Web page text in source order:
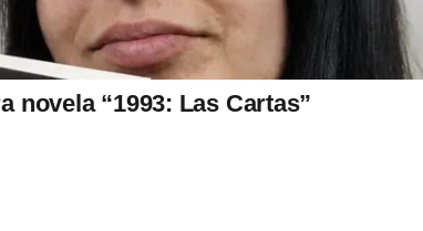
novela “1993: Las Cartas”